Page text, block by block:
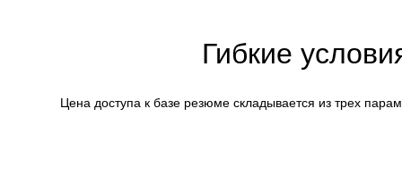
Гибкие
Цена доступа к базе резюме складывается из трех